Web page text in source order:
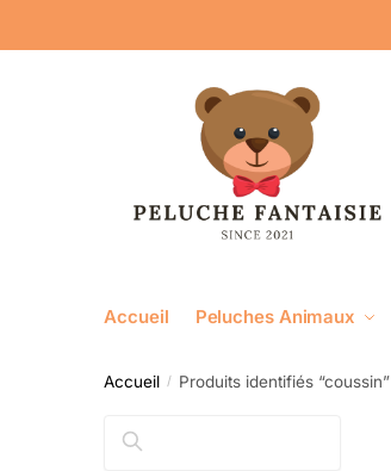
Accueil Peluches Animaux
Accueil / Produits identifiés “coussin”
Rechercher